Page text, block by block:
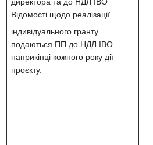
директора та до НДЛ ІВО
Відомості щодо реалізації
індивідуального гранту
подаються ПП до НДЛ ІВО
наприкінці кожного року дії
проєкту.